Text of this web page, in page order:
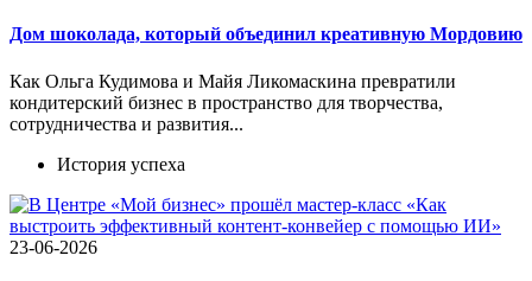
Дом шоколада, который объединил креативную Мордовию
Как Ольга Кудимова и Майя Ликомаскина превратили
кондитерский бизнес в пространство для творчества,
сотрудничества и развития...
История успеха
23-06-2026